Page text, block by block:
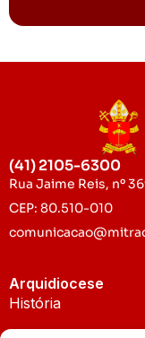
(41) 2105-6300
Rua Jaime Reis, nº
CEP: 80.510-010
Arquidiocese
História